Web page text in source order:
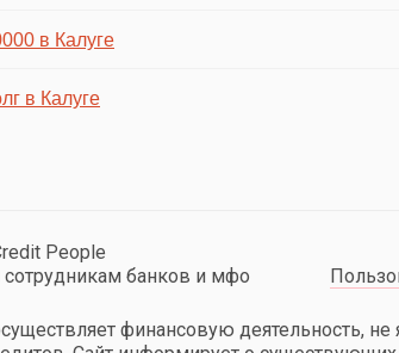
в Калуге
в Калуге
People
банков и мфо
финансовую деятельность,